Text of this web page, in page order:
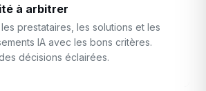
à arbitrer
prestataires, les solutions et les
IA avec les bons critères.
décisions éclairées.